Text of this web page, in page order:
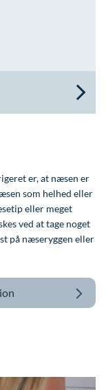
er, at næsen er
som helhed eller
eller meget
ved at tage noget
på næseryggen eller